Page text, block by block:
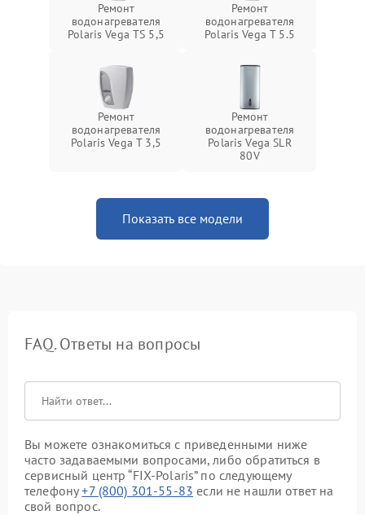
Ремонт
водонагревателя
Polaris Vega TS 5,5
Ремонт
водонагревателя
Polaris Vega T 5.5
Ремонт
водонагревателя
Polaris Vega T 3,5
Ремонт
водонагревателя
Polaris Vega SLR
80V
Показать все модели
FAQ. Ответы на вопросы
Вы можете ознакомиться с приведенными ниже
часто задаваемыми вопросами, либо обратиться в
сервисный центр “FIX-Polaris” по следующему
телефону+7 (800) 301-55-83 если не нашли ответ на
свой вопрос.